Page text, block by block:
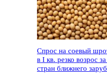
Спрос на соевый
в I кв. резко возрос
стран ближнего